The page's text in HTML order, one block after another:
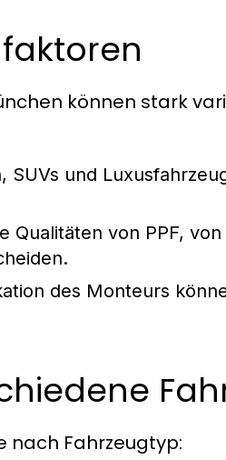
können stark
SUVs und
Qualitäten von PPF,
des Monteurs
nach Fahrzeugtyp: